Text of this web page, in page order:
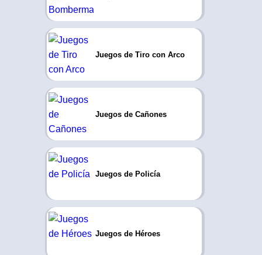
Juegos de Tiro con Arco
Juegos de Cañones
Juegos de Policía
Juegos de Héroes